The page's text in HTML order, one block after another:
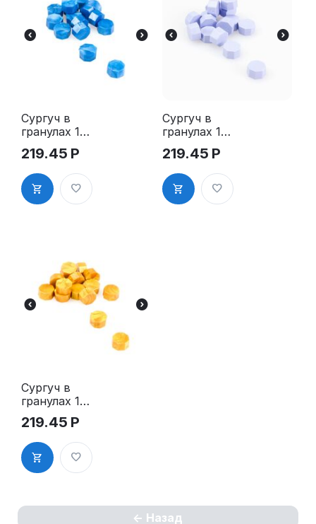
Сургуч в
гранулах 15
шт голубой
металик
219.45 Р
Сургуч в
гранулах 15
шт голубой
дымчато
фиолетовый
219.45 Р
Сургуч в
гранулах 15
шт золото
219.45 Р
Назад